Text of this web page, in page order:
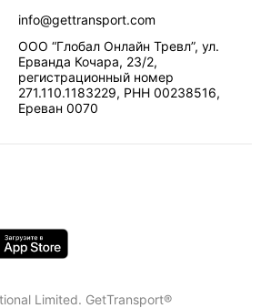
info@gettransport.com
ООО “Глобал Онлайн Тревл”, ул.
Ерванда Кочара, 23/2,
регистрационный номер
271.110.1183229, РНН 00238516,
Ереван 0070
Limited. GetTransport®